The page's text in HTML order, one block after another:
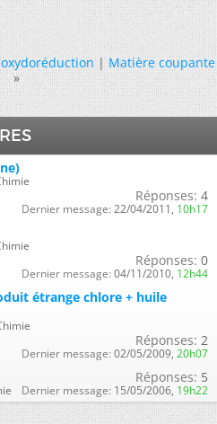
|Matière coupante
»
Réponses: 4
Dernier message: 22/04/2011, 10h17
Réponses: 0
Dernier message: 04/11/2010, 12h44
étrange chlore + huile
Réponses: 2
Dernier message: 02/05/2009, 20h07
Réponses: 5
Dernier message: 15/05/2006, 19h22